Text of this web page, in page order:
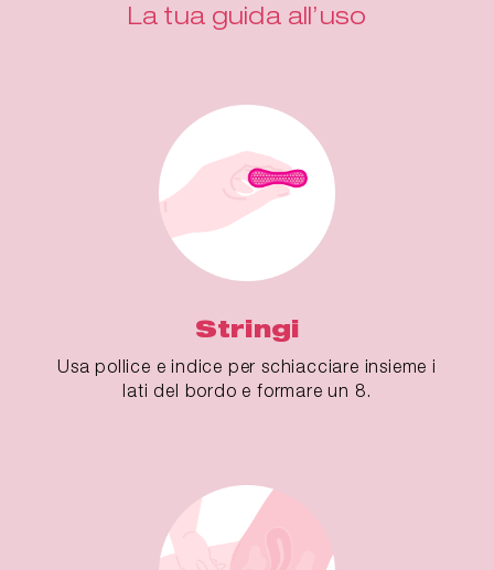
La tua guida all’uso
Stringi
Usa pollice e indice per schiacciare insieme i
lati del bordo e formare un 8.